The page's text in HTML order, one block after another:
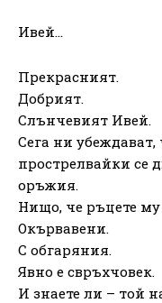
Ивей…
Прекрасният.
Добрият.
Слънчевият Ивей.
Сега ни убеждават,
прострелвайки се
оръжия.
Нищо, че ръцете
Окървавени.
С обгаряния.
Явно е свръхчовек.
И знаете ли – той